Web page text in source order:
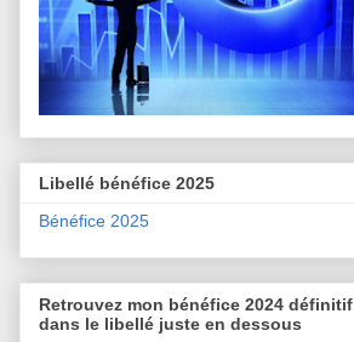
Libellé bénéfice 2025
Bénéfice 2025
Retrouvez mon bénéfice 2024 définitif
dans le libellé juste en dessous